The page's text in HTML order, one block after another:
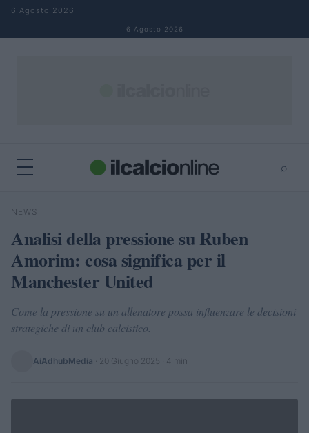
Salta al contenuto
6 Agosto 2026
6 Agosto 2026
⌕
Cerca
NEWS
Analisi della pressione su Ruben
Amorim: cosa significa per il
Manchester United
Come la pressione su un allenatore possa influenzare le decisioni
strategiche di un club calcistico.
AiAdhubMedia 20 Giugno 2025 · 4 min